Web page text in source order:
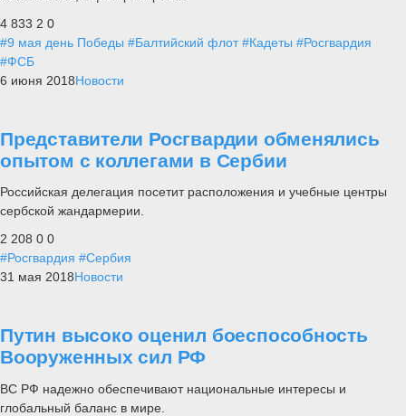
4 833 2 0
#9 мая день Победы #Балтийский флот #Кадеты #Росгвардия
#ФСБ
6 июня 2018Новости
Представители Росгвардии обменялись
опытом с коллегами в Сербии
Российская делегация посетит расположения и учебные центры
сербской жандармерии.
2 208 0 0
#Росгвардия #Сербия
31 мая 2018Новости
Путин высоко оценил боеспособность
Вооруженных сил РФ
ВС РФ надежно обеспечивают национальные интересы и
глобальный баланс в мире.